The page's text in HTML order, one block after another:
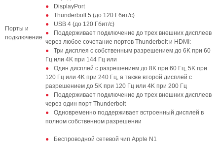
Порты и
подключение
DisplayPort
Thunderbolt 5 (до 120 Гбит/с)
USB 4 (до 120 Гбит/с)
Поддерживает подключение до трех внешних дисплеев
через любое сочетание портов Thunderbolt и HDMI:
Три дисплея с собственным разрешением до 6K при 60
Гц или 4K при 144 Гц или
Один дисплей с разрешением до 8K при 60 Гц, 5K при
120 Гц или 4K при 240 Гц, а также второй дисплей с
разрешением до 5K при 120 Гц или 4K при 200 Гц
Поддерживает подключение до трех внешних дисплеев
через один порт Thunderbolt
Одновременно поддерживает встроенный дисплей в
полном собственном разрешении
Беспроводной сетевой чип Apple N1